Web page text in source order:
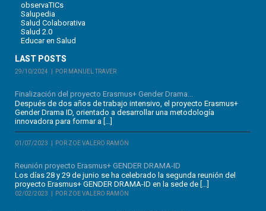
observaTICs
Salupedia
Salud Colaborativa
Salud 2.0
Educar en Salud
LAST POSTS
29/10/2024 POR MANUEL TRAVER
Finalización del proyecto Erasmus+ Gender Drama...
Después de dos años de trabajo intensivo, el proyecto Erasmus+
Gender Drama ID, orientado a desarrollar una metodología
innovadora para formar a […]
01/07/2023 POR ZOE VALERO RAMÓN
Reunión proyecto Erasmus+ GENDER DRAMA-ID
Los días 28 y 29 de junio se ha celebrado la segunda reunión del
proyecto Erasmus+ GENDER DRAMA-ID en la sede de […]
02/02/2023 POR ZOE VALERO RAMÓN